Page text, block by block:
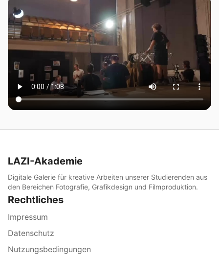
LAZI-Akademie
Digitale Galerie für kreative Arbeiten unserer Studierenden aus
den Bereichen Fotografie, Grafikdesign und Filmproduktion.
Rechtliches
Impressum
Datenschutz
Nutzungsbedingungen